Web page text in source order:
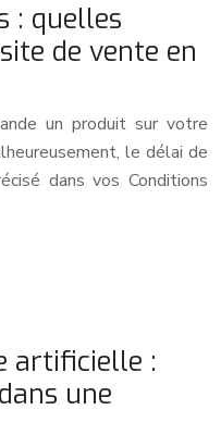
: quelles
de vente en
un produit sur votre
le délai de
dans vos Conditions
artificielle :
une